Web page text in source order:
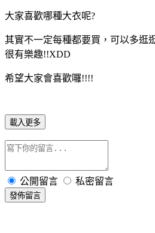
大家喜歡哪種大衣呢?
其實不一定每種都要買，可以多逛
很有樂趣!!XDD
希望大家會喜歡囉!!!!
載入更多
公開留言 私密留言
發佈留言